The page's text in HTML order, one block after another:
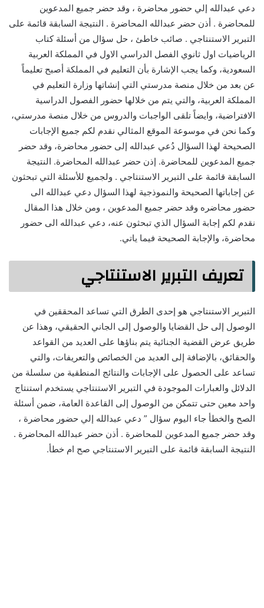
دعي عبدالله إلي حضور محاضرة ، وقد حضر جميع المدعوين
للمحاضرة . أذن حضر عبدالله المحاضرة . النتيجة السابقة قائمة على
التبرير الاستنتاجي . صائب خاطئ ، حل سؤال من أسئلة كتاب
الرياضيات اول ثانوي الفصل الدراسي الاول في المملكة العربية
السعودية، وكما يجب الإشارة بأن التعليم في المملكة أصبح تعليماً
عن بعد من خلال منصة مدرستي التي إنشاتها وزارة التعليم في
المملكة العربية، والتي يتم من خلالها حضور الفصول الدراسية
الافتراضية، وايضاً تلقى الواجبات والدروس من خلال منصة مدرستي،
وكما نحن في موسوعة الموقع المثالي نقدم لكم جميع الإجابات
الصحيحة لهذا السؤال دُعي عبدالله إلى حضور محاضرة، وقد حضر
جميع المدعوين للمحاضرة. إذن حضر عبدالله المحاضرة. النتيجة
السابقة قائمة على التبرير الاستنتاجي . ولجميع للأسئلة التي تبحثون
عن إجاباتها الصحيحة والنموذجية لهذا السؤال دعي عبدالله الى
حضور محاضره وقد حضر جميع المدعوين ، ومن خلال هذا المقال
نقدم لكم إجابة السؤال الذي تبحثون عنه، دعي عبدالله الى حضور
محاضرة، والإجابة الصحيحة فيما ياتي.
تعريف التبرير الاستنتاجي
التبرير الاستنتاجي هو إحدى الطرق التي تساعد المحققين في
الوصول إلى حل القضايا والوصول إلى الجاني الحقيقي، وهذا عن
طريق عرض القضية الجنائية يتم بناؤها على العديد من القواعد
والحقائق، بالإضافة إلى العديد من الخصائص والتعريفات، والتي
تساعد على الحصول على الإجابات والنتائج المنطقية من سلسلة من
الدلائل والعبارات الموجودة في التبرير الاستنتاجي يستخدم استنتاج
واحد معين حتى تتمكن من الوصول إلى القاعدة العامة، ضمن أسئلة
الصح والخطأ جاء اليوم سؤال ” دعي عبدالله إلي حضور محاضرة ،
وقد حضر جميع المدعوين للمحاضرة . أذن حضر عبدالله المحاضرة .
النتيجة السابقة قائمة على التبرير الاستنتاجي صح ام خطأ.